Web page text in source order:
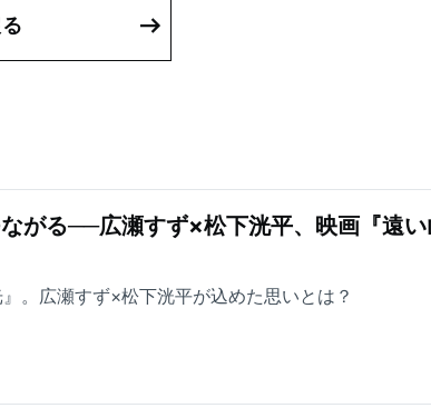
がる──広瀬すず×松下洸平、映画『遠
。広瀬すず×松下洸平が込めた思いとは？